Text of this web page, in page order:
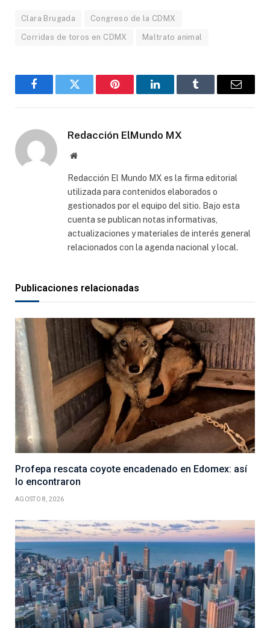
Clara Brugada Congreso de la CDMX
Corridas de toros en CDMX Maltrato animal
FacebookGorjeo Pinterest LinkedInTumblr
Correo
Redacción ElMundo MX
Sitio
Redacción El Mundo MX es la firma editorial
utilizada para contenidos elaborados o
gestionados por el equipo del sitio. Bajo esta
cuenta se publican notas informativas,
actualizaciones y materiales de interés general
relacionados con la agenda nacional y local.
Publicaciones relacionadas
Profepa rescata coyote encadenado en Edomex: así
lo encontraron
AGOSTO 8, 2026